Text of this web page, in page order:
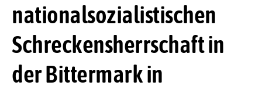
nationalsozialistischen
Schreckensherrschaft in
der Bittermark in